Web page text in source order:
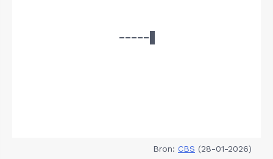
Bron: CBS (28-01-2026)